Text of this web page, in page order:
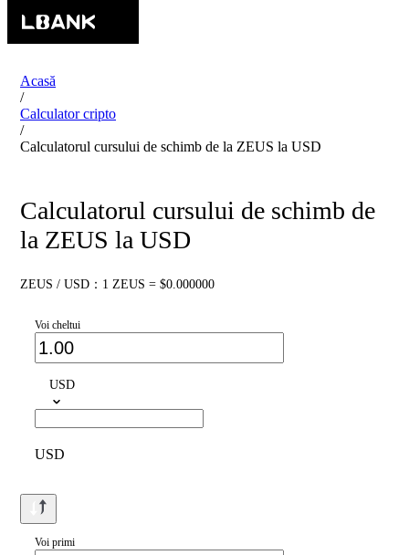
Acasă
/
Calculator cripto
/
Calculatorul cursului de schimb de la ZEUS la USD
Calculatorul cursului de schimb de
la ZEUS la USD
ZEUS / USD：1 ZEUS = $0.000000
Voi cheltui
USD
USD
Voi primi